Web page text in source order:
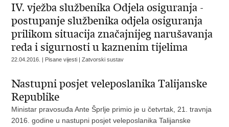
IV. vježba službenika Odjela osiguranja -
postupanje službenika odjela osiguranja
prilikom situacija značajnijeg narušavanja
reda i sigurnosti u kaznenim tijelima
22.04.2016. | Pisane vijesti | Zatvorski sustav
Nastupni posjet veleposlanika Talijanske
Republike
Ministar pravosuđa Ante Šprlje primio je u četvrtak, 21. travnja
2016. godine u nastupni posjet veleposlanika Talijanske